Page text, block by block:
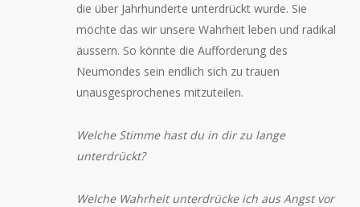
die über Jahrhunderte unterdrückt wurde. Sie
möchte das wir unsere Wahrheit leben und radikal
äussern. So könnte die Aufforderung des
Neumondes sein endlich sich zu trauen
unausgesprochenes mitzuteilen.
Welche Stimme hast du in dir zu lange
unterdrückt?
Welche Wahrheit unterdrücke ich aus Angst vor